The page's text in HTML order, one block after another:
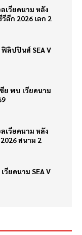
เวียดนาม หลัง
ลีก 2026 เลก 2
ลิปปินส์ SEA V
ย พบ เวียดนาม
เวียดนาม หลัง
สนาม 2
ยดนาม SEA V